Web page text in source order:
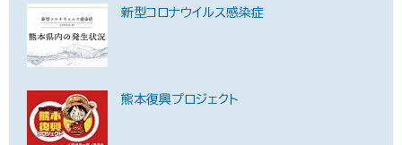
新型コロナウイルス感染症
熊本復興プロジェクト